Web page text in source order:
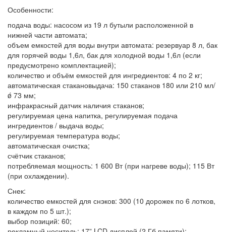
Особенности:
подача воды: насосом из 19 л бутыли расположенной в
нижней части автомата;
объем емкостей для воды внутри автомата: резервуар 8 л, бак
для горячей воды 1,6л, бак для холодной воды 1,6л (если
предусмотрено комплектацией);
количество и объём емкостей для ингредиентов: 4 по 2 кг;
автоматическая стакановыдача: 150 стаканов 180 или 210 мл/
ǿ 73 мм;
инфракрасный датчик наличия стаканов;
регулируемая цена напитка, регулируемая подача
ингредиентов / выдача воды;
регулируемая температура воды;
автоматическая очистка;
счётчик стаканов;
потребляемая мощность: 1 600 Вт (при нагреве воды); 115 Вт
(при охлаждении).
Снек:
количество емкостей для снэков: 300 (10 дорожек по 6 лотков,
в каждом по 5 шт.);
выбор позиций: 60;